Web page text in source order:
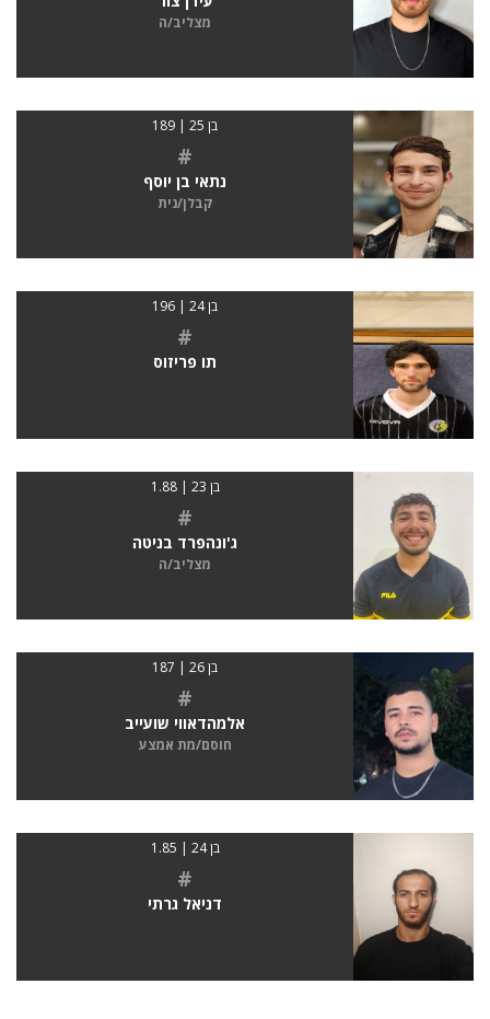
מצליב/ה
בן 25 | 189
#
נתאי בן יוסף
קבלן/נית
בן 24 | 196
#
תו פריזוס
בן 23 | 1.88
#
ג'ונהפרד בניטה
מצליב/ה
בן 26 | 187
#
אלמהדאווי שועייב
חוסם/מת אמצע
בן 24 | 1.85
#
דניאל גרתי